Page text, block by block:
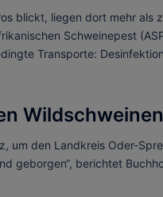
blickt, liegen dort mehr
Schweinepest
Transporte:
Wildschweinen
um den Landkreis Oder-
geborgen“, berichtet